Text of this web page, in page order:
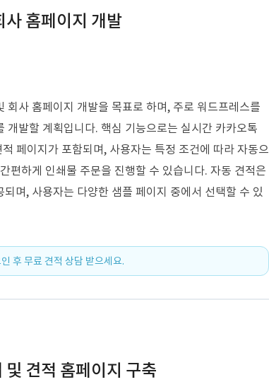
사 홈페이지 개발
회사 홈페이지 개발을 목표로 하며, 주로 워드프레스를
개발할 계획입니다. 핵심 기능으로는 실시간 카카오톡
페이지가 포함되며, 사용자는 특정 조건에 따라 자동으
편하게 인쇄물 주문을 진행할 수 있습니다. 자동 견적은
며, 사용자는 다양한 샘플 페이지 중에서 선택할 수 있
후 무료 견적 상담 받으세요.
견적 홈페이지 구축